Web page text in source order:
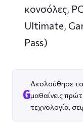
κονσόλες,
Ultimate,
Pass)
G
Ακολούθησε το
μαθαίνεις
τεχνολογία,